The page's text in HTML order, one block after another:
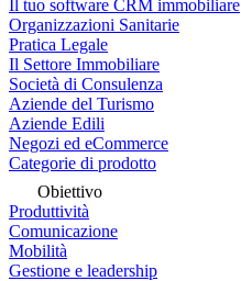
Il tuo software CRM immobiliare
Organizzazioni Sanitarie
Pratica Legale
Il Settore Immobiliare
Società di Consulenza
Aziende del Turismo
Aziende Edili
Negozi ed eCommerce
Categorie di prodotto
Obiettivo
Produttività
Comunicazione
Mobilità
Gestione e leadership